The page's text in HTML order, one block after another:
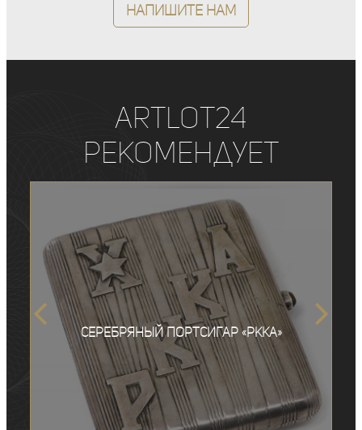
Напишите нам
ArtLot24
рекомендует
Серебряный портсигар «РККА»